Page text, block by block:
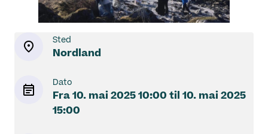
Sted
Nordland
Dato
Fra10. mai 202510:00 til 10. mai 2025
15:00